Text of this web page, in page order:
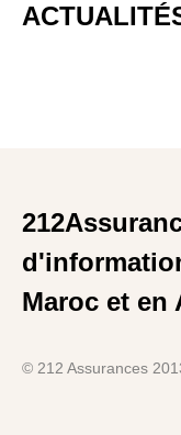
Maroc et en
© 212 Assurances